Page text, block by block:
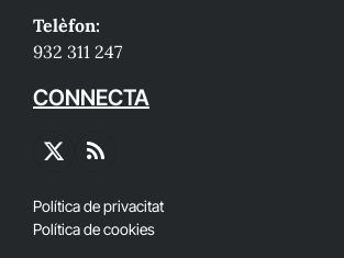
Telèfon:
932 311 247
CONNECTA
X
RSS
Política de privacitat
Política de cookies